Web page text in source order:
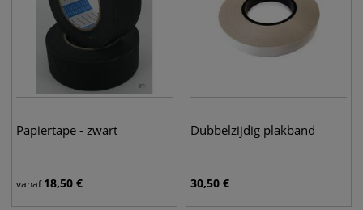
Papiertape - zwart
vanaf 18,50 €
Dubbelzijdig plakband
30,50 €